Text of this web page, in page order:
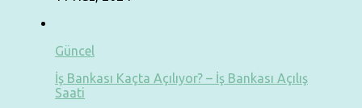
Güncel
İş Bankası Kaçta Açılıyor? – İş Bankası Açılış
Saati